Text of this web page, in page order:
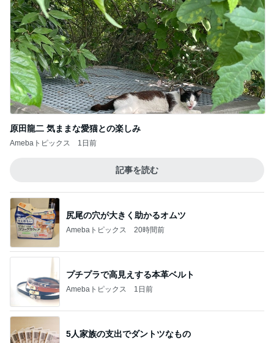
原田龍二 気ままな愛猫との楽しみ
Amebaトピックス 1日前
記事を読む
尻尾の穴が大きく助かるオムツ
Amebaトピックス 20時間前
プチプラで高見えする本革ベルト
Amebaトピックス 1日前
5人家族の支出でダントツなもの